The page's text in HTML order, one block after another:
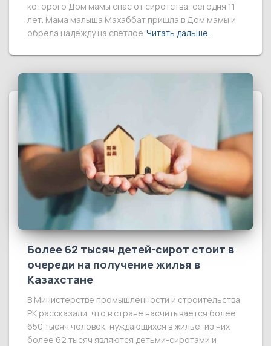
которого Дом мамы спас от сиротства, сегодня 11
лет. Мама малыша Махаббат пришла в Дом мамы и
обрела надежду на светлое Читать дальше…
Более 62 тысяч детей-сирот стоит в
очереди на получение жилья в
Казахстане
В Министерстве промышленности и строительства
РК рассказали, что в стране насчитывается более
650 тысяч человек, нуждающихся в жилье, из них
более 62 тысяч являются детьми-сиротами и